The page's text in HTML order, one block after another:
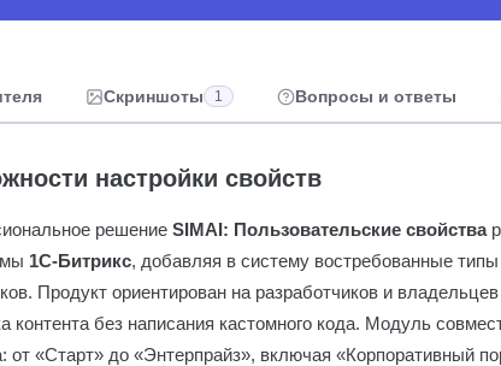
Скриншоты 1 Вопросы и ответы
настройки свойств
решение SIMAI: Пользовательские свойства
1С-Битрикс, добавляя в систему востребованные
Продукт ориентирован на разработчиков и
контента без написания кастомного кода. Модуль
от «Старт» до «Энтерпрайз», включая «Корпоративный